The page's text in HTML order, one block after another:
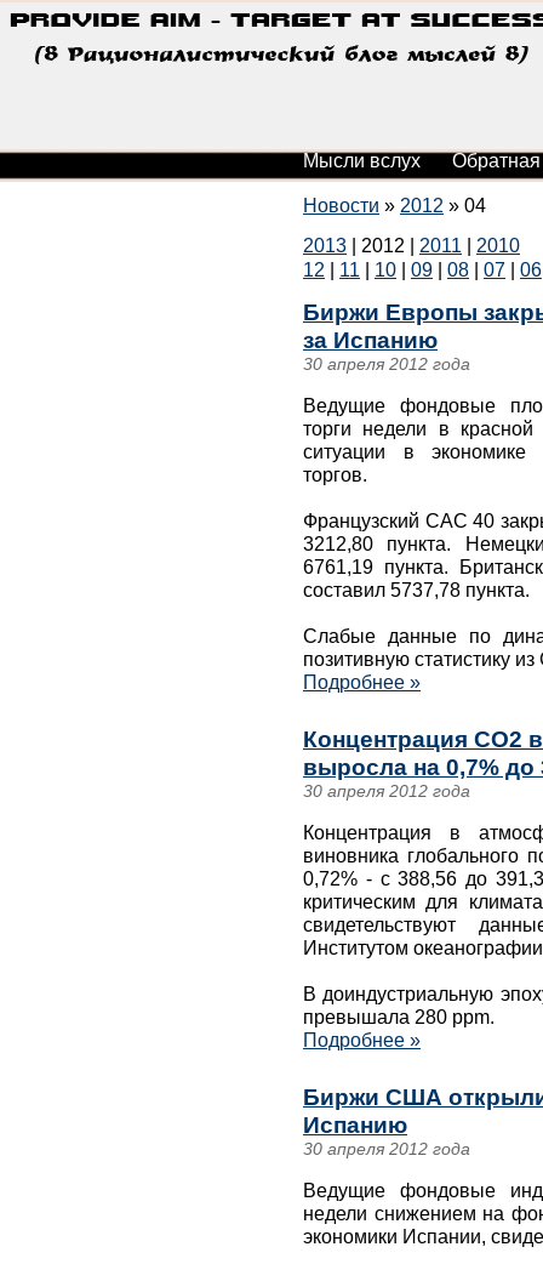
Мысли вслух Обратная
Новости » 2012 » 04
2013
2012 2011
2010
12
11 10 09 08 07 06
Биржи Европы
за Испанию
30 апреля 2012 года
Ведущие фондовые
торги недели в
ситуации в экономике
торгов.
Французский САС 40
3212,80 пункта.
6761,19 пункта.
составил 5737,78 пункта.
Слабые данные по
позитивную статистику
Подробнее »
Концентрация СО2
выросла на 0,7% до
30 апреля 2012 года
Концентрация в
виновника глобального
0,72% - с 388,56 до
критическим для
свидетельствуют
Институтом
В доиндустриальную
превышала 280 ppm.
Подробнее »
Биржи США
Испанию
30 апреля 2012 года
Ведущие фондовые
недели снижением на
экономики Испании,